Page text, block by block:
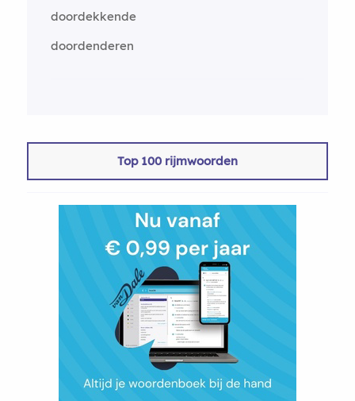
doordekkende
doordenderen
Top 100 rijmwoorden